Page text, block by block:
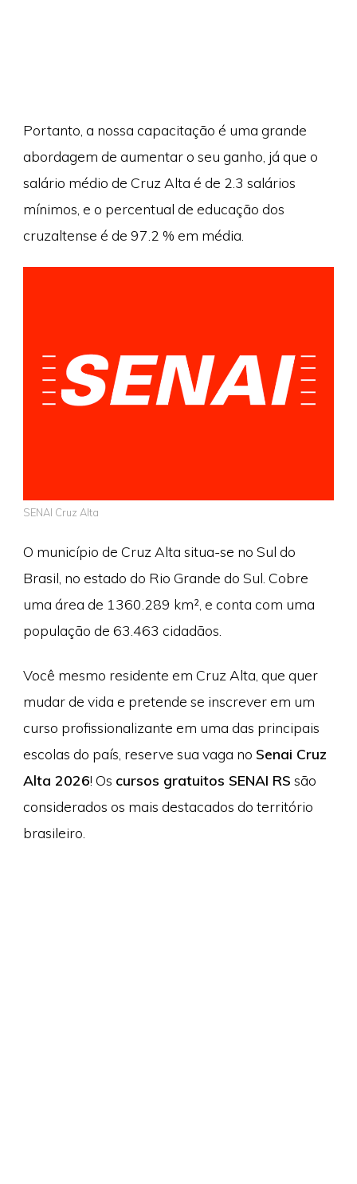
Portanto, a nossa capacitação é uma grande
abordagem de aumentar o seu ganho, já que o
salário médio de Cruz Alta é de 2.3 salários
mínimos, e o percentual de educação dos
cruzaltense é de 97.2 % em média.
SENAI Cruz Alta
O município de Cruz Alta situa-se no Sul do
Brasil, no estado do Rio Grande do Sul. Cobre
uma área de 1360.289 km², e conta com uma
população de 63.463 cidadãos.
Você mesmo residente em Cruz Alta, que quer
mudar de vida e pretende se inscrever em um
curso profissionalizante em uma das principais
escolas do país, reserve sua vaga no Senai Cruz
Alta 2026! Os cursos gratuitos SENAI RS são
considerados os mais destacados do território
brasileiro.